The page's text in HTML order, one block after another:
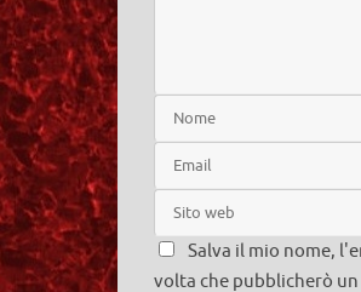
Salva il mio nome,
volta che pubblicherò